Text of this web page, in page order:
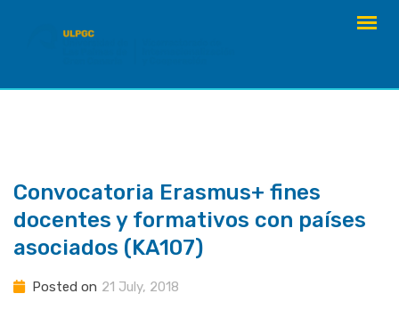
Convocatoria Erasmus+ fines
docentes y formativos con países
asociados (KA107)
Posted on 21 July, 2018